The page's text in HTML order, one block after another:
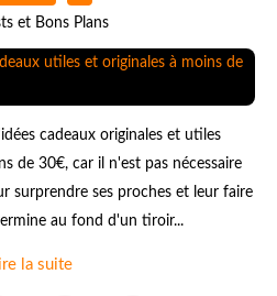
et Bons Plans
cadeaux originales et utiles
de 30€, car il n'est pas nécessaire
surprendre ses proches et leur faire
au fond d'un tiroir...
la suite